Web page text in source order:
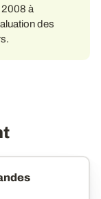
2008 à
des